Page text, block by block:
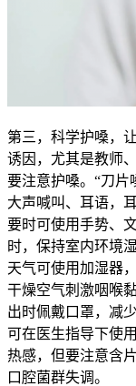
第三，科学护嗓，
诱因，尤其是教师
要注意护嗓。“刀片
大声喊叫、耳语，
要时可使用手势、
时，保持室内环境
天气可使用加湿器
干燥空气刺激咽喉
出时佩戴口罩，减
可在医生指导下使
热感，但要注意含
口腔菌群失调。